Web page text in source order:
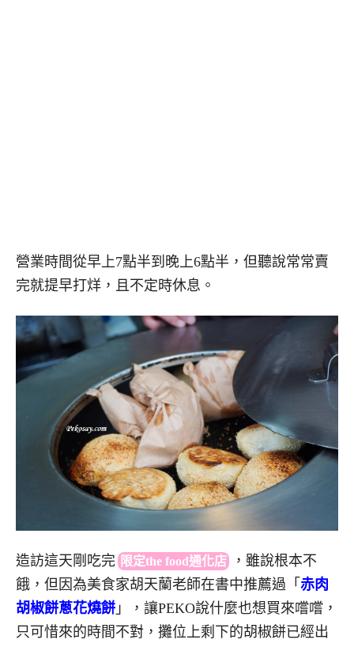
營業時間從早上7點半到晚上6點半，但聽說常常賣
完就提早打烊，且不定時休息。
造訪這天剛吃完 限定the food通化店 ， 雖說根本不
餓，但因為美食家胡天蘭老師在書中推薦過「 赤肉
胡椒餅蔥花燒餅 」，讓PEKO說什麼也想買來嚐嚐，
只可惜來的時間不對，攤位上剩下的胡椒餅已經出